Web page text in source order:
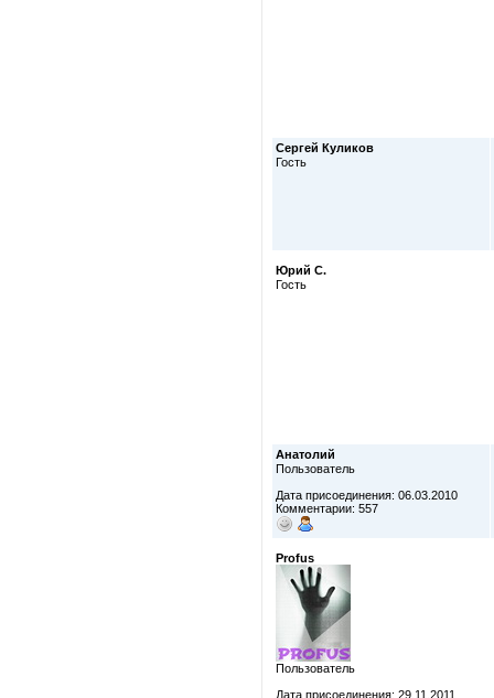
Сергей Куликов
Гость
Юрий С.
Гость
Анатолий
Пользователь
Дата присоединения: 06.03.2010
Комментарии: 557
Profus
Пользователь
Дата присоединения: 29.11.2011